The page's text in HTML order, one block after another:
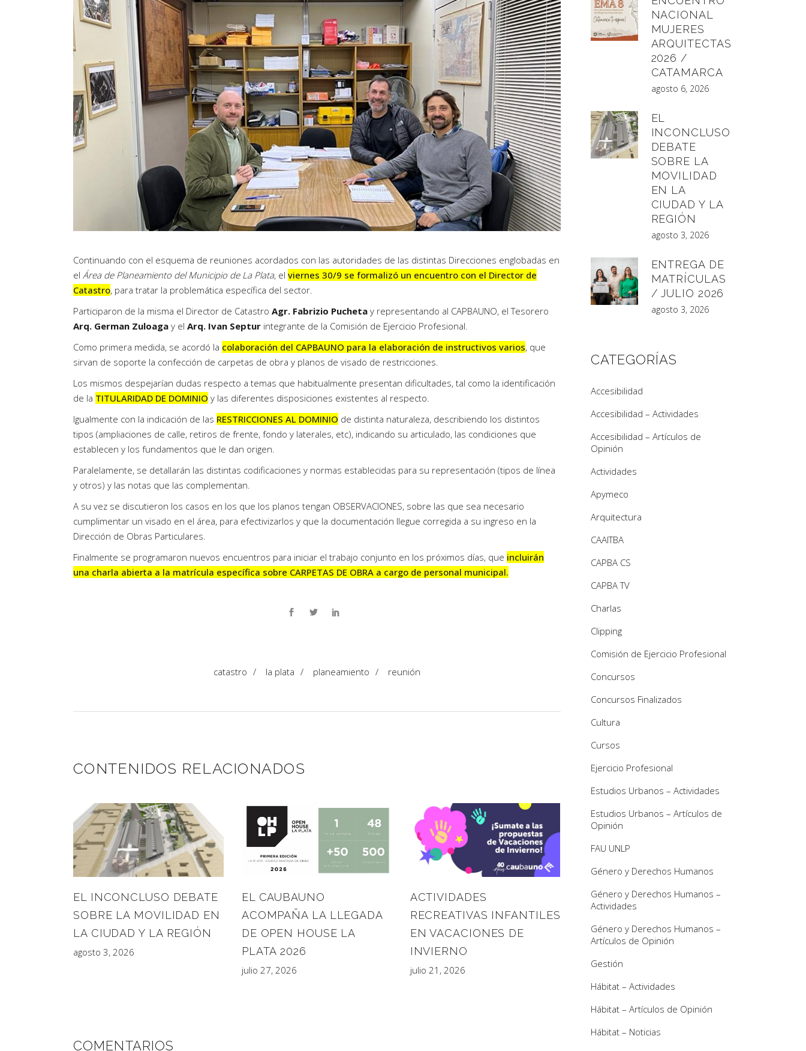
Artículos de Opinión
Actividades
Continuando con el esquema de reuniones acordados con las autoridades de las distintas Direcciones englobadas en
el Área de Planeamiento del Municipio de La Plata, el viernes 30/9 se formalizó un encuentro con el Director de
Catastro, para tratar la problemática específica del sector.
Participaron de la misma el Director de Catastro Agr. Fabrizio Pucheta y representando al CAPBAUNO, el Tesorero
Arq. German Zuloaga y el Arq. Ivan Septur integrante de la Comisión de Ejercicio Profesional.
Como primera medida, se acordó la colaboración del CAPBAUNO para la elaboración de instructivos varios, que
sirvan de soporte la confección de carpetas de obra y planos de visado de restricciones.
Los mismos despejarían dudas respecto a temas que habitualmente presentan dificultades, tal como la identificación
de la TITULARIDAD DE DOMINIO y las diferentes disposiciones existentes al respecto.
Igualmente con la indicación de las RESTRICCIONES AL DOMINIO de distinta naturaleza, describiendo los distintos
tipos (ampliaciones de calle, retiros de frente, fondo y laterales, etc), indicando su articulado, las condiciones que
establecen y los fundamentos que le dan origen.
Paralelamente, se detallarán las distintas codificaciones y normas establecidas para su representación (tipos de línea
y otros) y las notas que las complementan.
A su vez se discutieron los casos en los que los planos tengan OBSERVACIONES, sobre las que sea necesario
cumplimentar un visado en el área, para efectivizarlos y que la documentación llegue corregida a su ingreso en la
Dirección de Obras Particulares.
Finalmente se programaron nuevos encuentros para iniciar el trabajo conjunto en los próximos días, que incluirán
una charla abierta a la matrícula específica sobre CARPETAS DE OBRA a cargo de personal municipal.
catastro / la plata / planeamiento / reunión
CONTENIDOS RELACIONADOS
EL INCONCLUSO DEBATE
SOBRE LA MOVILIDAD EN
LA CIUDAD Y LA REGIÓN
agosto 3, 2026
EL CAUBAUNO
ACOMPAÑA LA LLEGADA
DE OPEN HOUSE LA
PLATA 2026
julio 27, 2026
ACTIVIDADES
RECREATIVAS INFANTILES
EN VACACIONES DE
INVIERNO
julio 21, 2026
COMENTARIOS
NACIONAL
MUJERES
ARQUITECTAS
2026 /
CATAMARCA
agosto 6, 2026
EL
INCONCLUSO
DEBATE
SOBRE LA
MOVILIDAD
EN LA
CIUDAD Y LA
REGIÓN
agosto 3, 2026
ENTREGA DE
MATRÍCULAS
/ JULIO 2026
agosto 3, 2026
CATEGORÍAS
Accesibilidad
Accesibilidad – Actividades
Accesibilidad – Artículos de
Opinión
Actividades
Apymeco
Arquitectura
CAAITBA
CAPBA CS
CAPBA TV
Charlas
Clipping
Comisión de Ejercicio Profesional
Concursos
Concursos Finalizados
Cultura
Cursos
Ejercicio Profesional
Estudios Urbanos – Actividades
Estudios Urbanos – Artículos de
Opinión
FAU UNLP
Género y Derechos Humanos
Género y Derechos Humanos –
Actividades
Género y Derechos Humanos –
Artículos de Opinión
Gestión
Hábitat – Actividades
Hábitat – Artículos de Opinión
Hábitat – Noticias